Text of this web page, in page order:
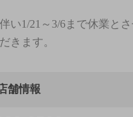
い1/21～3/6まで休業と
きます。
舗情報